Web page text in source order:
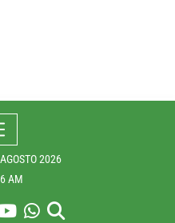
2026
AM